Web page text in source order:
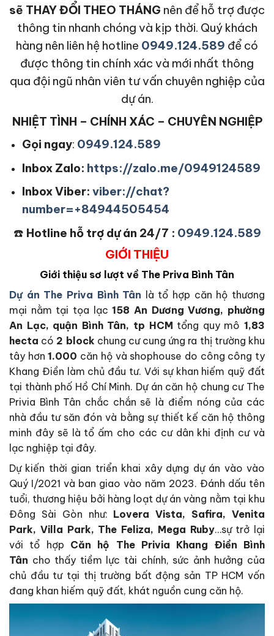
sẽ THAY ĐỔI THEO THÁNG nên để hỗ trợ được
thông tin nhanh chóng và kịp thời. Quý khách
hàng nên liên hệ hotline 0949.124.589 để có
được thông tin chính xác và mới nhất thông
qua đội ngũ nhân viên tư vấn chuyên nghiệp của
dự án.
NHIỆT TÌNH – CHÍNH XÁC – CHUYÊN NGHIỆP
Gọi ngay: 0949.124.589
Inbox Zalo: https://zalo.me/0949124589
Inbox Viber: viber://chat?
number=+84944505454
☎️ Hotline hỗ trợ dự án 24/7 : 0949.124.589
GIỚI THIỆU
Giới thiệu sơ lượt về The Priva Bình Tân
Dự án The Priva Bình Tân là tổ hợp căn hộ thương
mại nằm tại tọa lạc158 An Dương Vương, phường
An Lạc, quận Bình Tân, tp HCM tổng quy mô1,83
hecta có 2 block chung cư cung ứng ra thị trường khu
tây hơn1.000 căn hộ và shophouse do công công ty
Khang Điền làm chủ đầu tư. Với sự khan hiếm quỹ đất
tại thành phố Hồ Chí Minh. Dự án căn hộ chung cư The
Privia Bình Tân chắc chắn sẽ là điểm nóng của các
nhà đầu tư săn đón và bằng sự thiết kế căn hộ thông
minh đây sẽ là tổ ấm cho các cư dân khi định cư và
lạc nghiệp tại đây.
Dự kiến thời gian triển khai xây dựng dự án vào vào
Quý I/2021 và ban giao vào năm 2023. Đánh dấu tên
tuổi, thương hiệu bởi hàng loạt dự án vàng nằm tại khu
Đông Sài Gòn như: Lovera Vista, Safira, Venita
Park, Villa Park, The Feliza, Mega Ruby…sự trở lại
với tổ hợp Căn hộ The Privia Khang Điền Bình
Tân cho thấy tiềm lực tài chính, sức ảnh hưởng của
chủ đầu tư tại thị trường bất động sản TP HCM vốn
đang khan hiếm quỹ đất, khát nguồn cung căn hộ.